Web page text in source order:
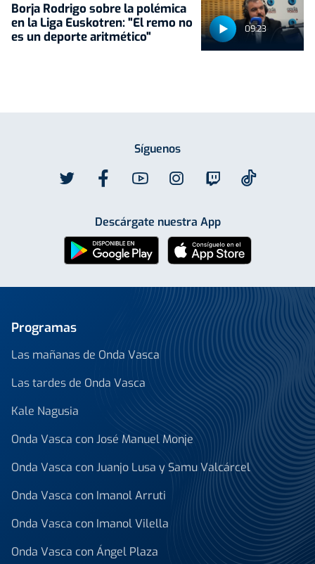
09:23
Borja Rodrigo sobre la polémica
en la Liga Euskotren: "El remo no
es un deporte aritmético"
Síguenos
Descárgate nuestra App
Programas
Las mañanas de Onda Vasca
Las tardes de Onda Vasca
Kale Nagusia
Onda Vasca con José Manuel Monje
Onda Vasca con Juanjo Lusa y Samu Valcárcel
Onda Vasca con Imanol Arruti
Onda Vasca con Imanol Vilella
Onda Vasca con Ángel Plaza